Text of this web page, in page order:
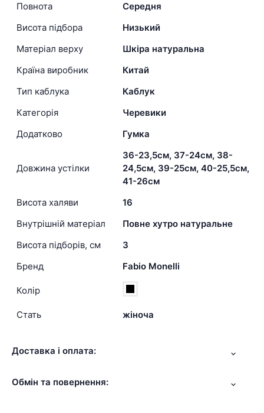
Повнота
Середня
Висота підбора
Низький
Матеріал верху
Шкіра натуральна
Країна виробник
Китай
Тип каблука
Каблук
Категорія
Черевики
Додатково
Гумка
Довжина устілки
36-23,5см, 37-24см, 38-
24,5см, 39-25см, 40-25,5см,
41-26см
Висота халяви
16
Внутрішній матеріал
Повне хутро натуральне
Висота підборів, см
3
Бренд
Fabio Monelli
Колір
Стать жіноча
Доставка і оплата:
Обмін та повернення: